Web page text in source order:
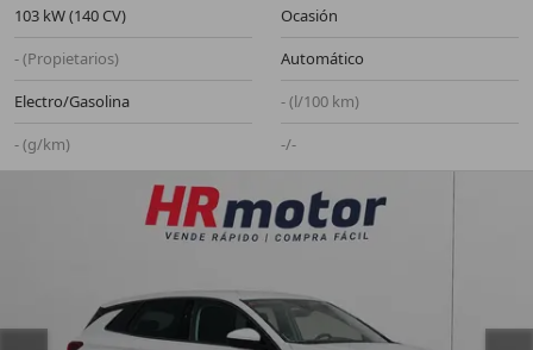
103 kW (140 CV)
Ocasión
- (Propietarios)
Automático
Electro/Gasolina
- (l/100 km)
- (g/km)
-/-